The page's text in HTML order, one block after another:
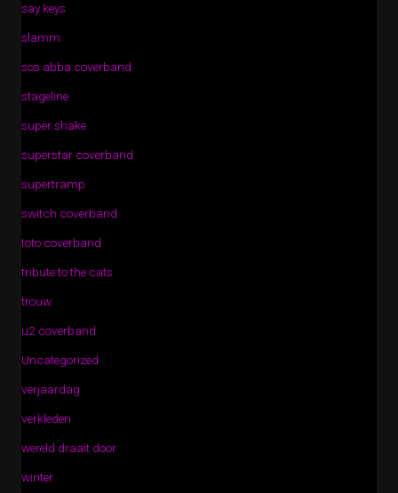
say keys
slamm
sos abba coverband
stageline
super shake
superstar coverband
supertramp
switch coverband
toto coverband
tribute to the cats
trouw
u2 coverband
Uncategorized
verjaardag
verkleden
wereld draait door
winter